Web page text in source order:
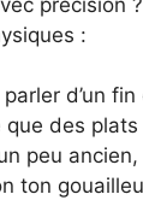
:
d’un
des
peu
ton